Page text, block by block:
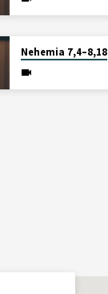
Nehemia 7,4–8,18